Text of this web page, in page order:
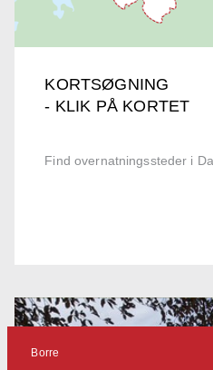
KORTSØGNING
- KLIK PÅ KORTET
Find overnatningssteder i
Borre